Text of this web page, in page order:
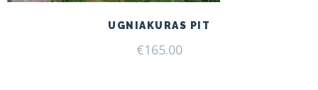
UGNIAKURAS PIT
€165.00